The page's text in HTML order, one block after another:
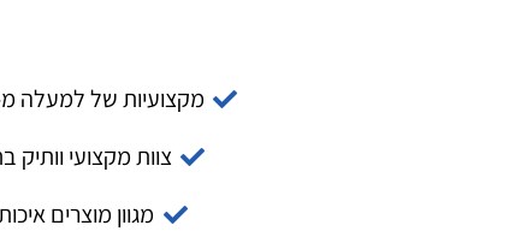
מקצועיות של למעלה מ- 14
צוות מקצועי וותיק
מגוון מוצרים